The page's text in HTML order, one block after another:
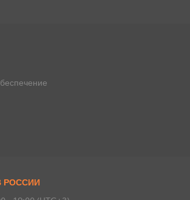
РОССИИ